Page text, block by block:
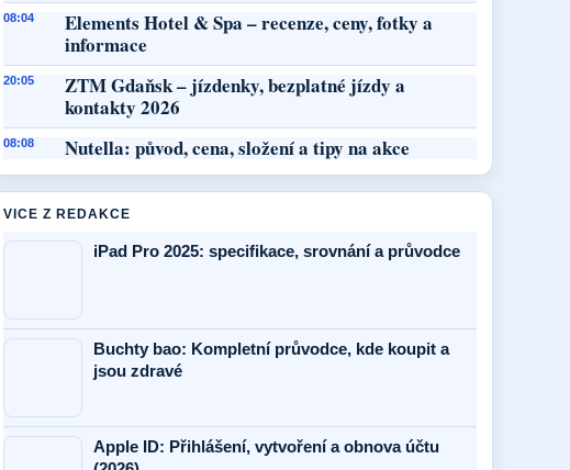
08:04
Elements Hotel & Spa – recenze, ceny, fotky a
informace
20:05
ZTM Gdaňsk – jízdenky, bezplatné jízdy a
kontakty 2026
08:08 Nutella: původ, cena, složení a tipy na akce
VICE Z REDAKCE
iPad Pro 2025: specifikace, srovnání a průvodce
Buchty bao: Kompletní průvodce, kde koupit a
jsou zdravé
Apple ID: Přihlášení, vytvoření a obnova účtu